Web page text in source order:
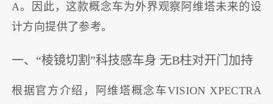
A。因此，这款概念车为外界观察阿维塔未来的设
计方向提供了参考。
一、“棱镜切割”科技感车身 无B柱对开门加持
根据官方介绍，阿维塔概念车VISION XPECTRA